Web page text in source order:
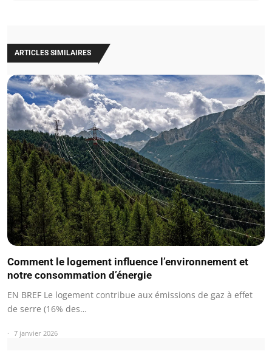
ARTICLES SIMILAIRES
Comment le logement influence l’environnement et
notre consommation d’énergie
EN BREF Le logement contribue aux émissions de gaz à effet
de serre (16% des…
7 janvier 2026